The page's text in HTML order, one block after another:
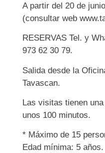
A partir del 20 de
(consultar web
RESERVAS Tel. y
973 62 30 79.
Salida desde la
Tavascan.
Las visitas tienen
unos 100 minutos.
* Máximo de 15
Edad mínima: 5 años.